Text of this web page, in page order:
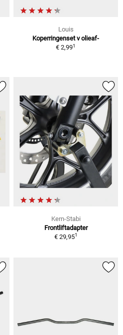
Louis
Koperringenset v olieaf-
€ 2,991
Kern-Stabi
Frontliftadapter
€ 29,951